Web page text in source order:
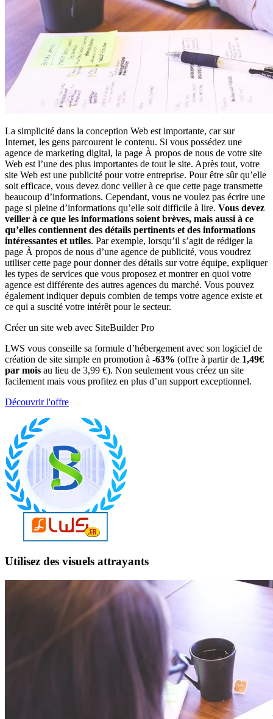
La simplicité dans la conception Web est importante, car sur
Internet, les gens parcourent le contenu. Si vous possédez une
agence de marketing digital, la page À propos de nous de votre site
Web est l’une des plus importantes de tout le site. Après tout, votre
site Web est une publicité pour votre entreprise. Pour être sûr qu’elle
soit efficace, vous devez donc veiller à ce que cette page transmette
beaucoup d’informations. Cependant, vous ne voulez pas écrire une
page si pleine d’informations qu’elle soit difficile à lire. Vous devez
veiller à ce que les informations soient brèves, mais aussi à ce
qu’elles contiennent des détails pertinents et des informations
intéressantes et utiles. Par exemple, lorsqu’il s’agit de rédiger la
page À propos de nous d’une agence de publicité, vous voudrez
utiliser cette page pour donner des détails sur votre équipe, expliquer
les types de services que vous proposez et montrer en quoi votre
agence est différente des autres agences du marché. Vous pouvez
également indiquer depuis combien de temps votre agence existe et
ce qui a suscité votre intérêt pour le secteur.
Créer un site web avec SiteBuilder Pro
LWS vous conseille sa formule d’hébergement avec son logiciel de
création de site simple en promotion à -63% (offre à partir de 1,49€
par mois au lieu de 3,99 €). Non seulement vous créez un site
facilement mais vous profitez en plus d’un support exceptionnel.
Découvrir l'offre
Utilisez des visuels attrayants